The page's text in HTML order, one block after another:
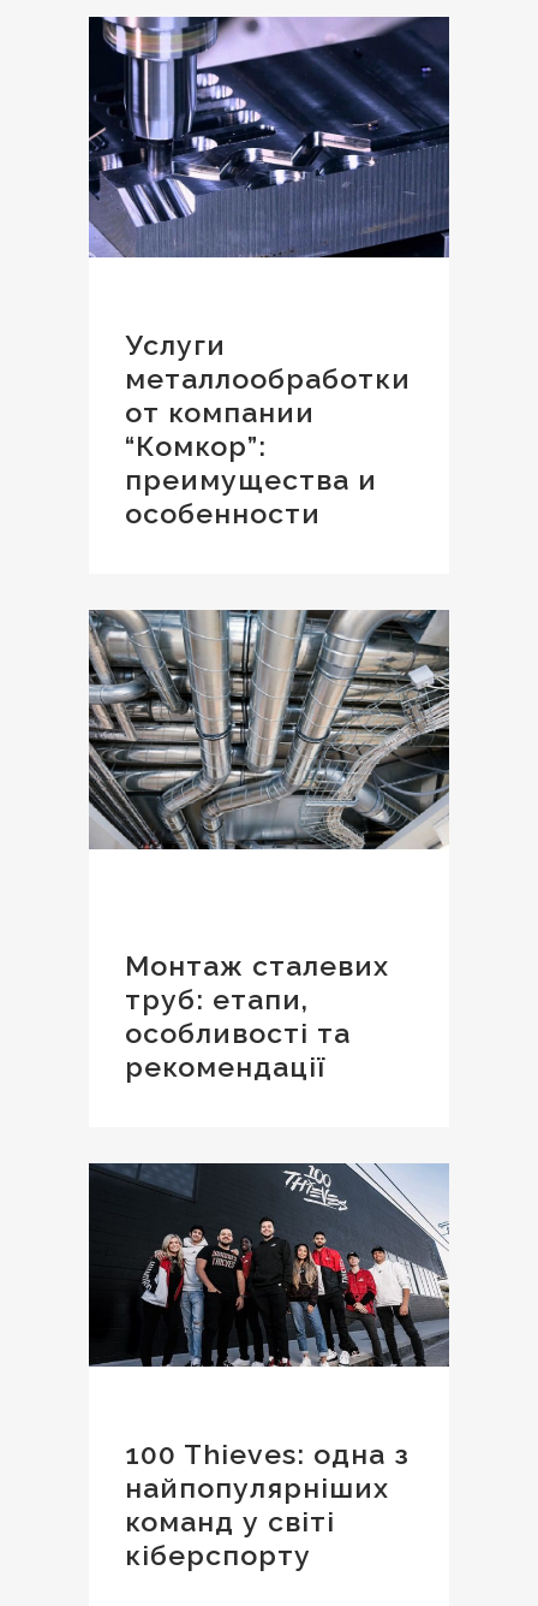
Услуги
металлообработки
от компании
“Комкор”:
преимущества и
особенности
Монтаж сталевих
труб: етапи,
особливості та
рекомендації
100 Thieves: одна з
найпопулярніших
команд у світі
кіберспорту